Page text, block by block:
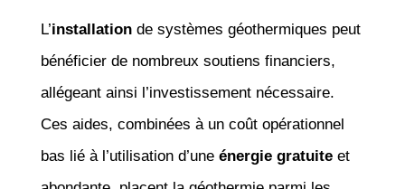
L’installationde systèmes géothermiques peut
bénéficier de nombreux soutiens financiers,
allégeant ainsi l’investissement nécessaire.
Ces aides, combinées à un coût opérationnel
bas lié à l’utilisation d’une énergie gratuiteet